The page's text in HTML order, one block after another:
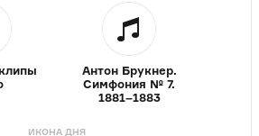
Антон Брукнер.
Симфония № 7.
1881–1883
ИКОНА ДНЯ